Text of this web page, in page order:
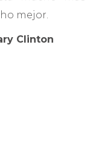
mejor.
Clinton